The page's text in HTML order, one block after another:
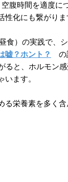
腹時間を適度に
化にも繋がりま
食）の実践で、
嘘？ホント？
の
と、ホルモン
ます。
栄養素を多く